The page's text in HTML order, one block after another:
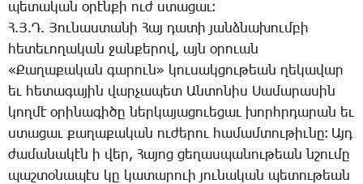
պե­տա­կան օ­րէն­քի ուժ ստա­ցաւ։
Հ.Յ.Դ. ­Յու­նաս­տա­նի ­Հայ դա­տի յանձ­նա­խում­բի
հե­տե­ւո­ղա­կան ջան­քե­րով, այն օ­րո­ւան
«­Քա­ղա­քա­կան գա­րուն» կու­սակ­ցու­թեան ղե­կա­վար
եւ հե­տա­գա­յին վար­չա­պետ Ան­տո­նիս ­Սա­մա­րա­սին
կող­մէ օ­րի­նա­գի­ծը ներ­կա­յա­ցո­ւե­ցաւ խորհրդա­րան եւ
ստա­ցաւ քա­ղա­քա­կան ու­ժե­րու հա­մամ­տու­թիւ­նը։ Այդ
ժա­մա­նա­կէն ի վեր, ­Հա­յոց ցե­ղաս­պա­նու­թեան նշու­մը
պաշ­տօ­նա­պէս կը կա­տա­րո­ւի յու­նա­կան պե­տու­թեան